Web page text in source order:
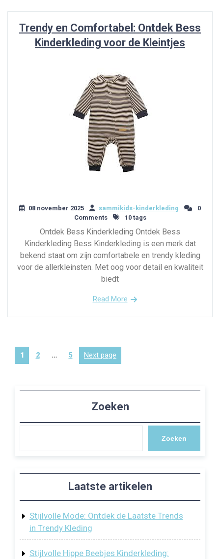
Trendy en Comfortabel: Ontdek Bess
Kinderkleding voor de Kleintjes
08 november 2025 sammikids-kinderkleding
0
Comments
10 tags
Ontdek Bess Kinderkleding Ontdek Bess
Kinderkleding Bess Kinderkleding is een merk dat
bekend staat om zijn comfortabele en trendy kleding
voor de allerkleinsten. Met oog voor detail en kwaliteit
biedt
Read More
Berichten
Page
1
Page
2 …
Page
5 Next page
Zoeken
Zoeken
Laatste artikelen
Stijlvolle Mode: Ontdek de Laatste Trends
in Trendy Kleding
Stijlvolle Hippe Beebjes Kinderkleding: